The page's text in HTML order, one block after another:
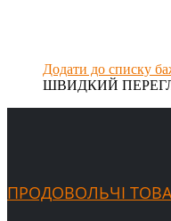
Додати до списку
ШВИДКИЙ
ПРОДОВОЛЬЧІ